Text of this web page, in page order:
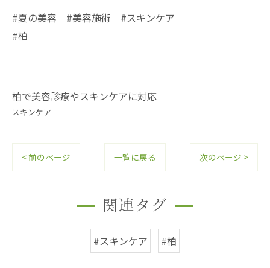
#夏の美容 #美容施術 #スキンケア
#柏
柏で美容診療やスキンケアに対応
スキンケア
< 前のページ 一覧に戻る 次のページ >
関連タグ
#スキンケア #柏